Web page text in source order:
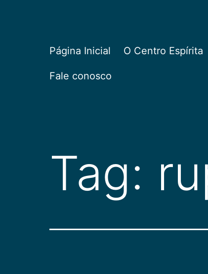
CEPAC
Página Inicial O Centro Espírita
Fale conosco
Tag: